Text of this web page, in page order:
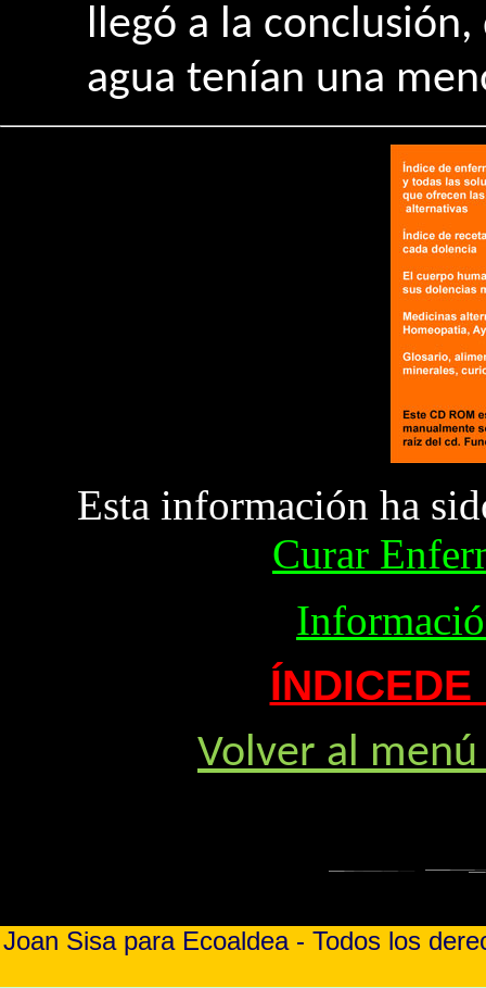
llegó a la
agua tenían una
Esta información ha
Curar
Volver al
Joan Sisa para Ecoaldea - Todos los